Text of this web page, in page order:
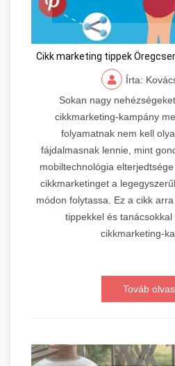
Cikk marketing tippek
Írta:
Sokan nagy
cikkmarketing-kampány
folyamatnak nem kell
fájdalmasnak lennie, mint
mobiltechnológia
cikkmarketinget a
módon folytassa. Ez a cikk
tippekkel és
cikkmarketing-
Továb